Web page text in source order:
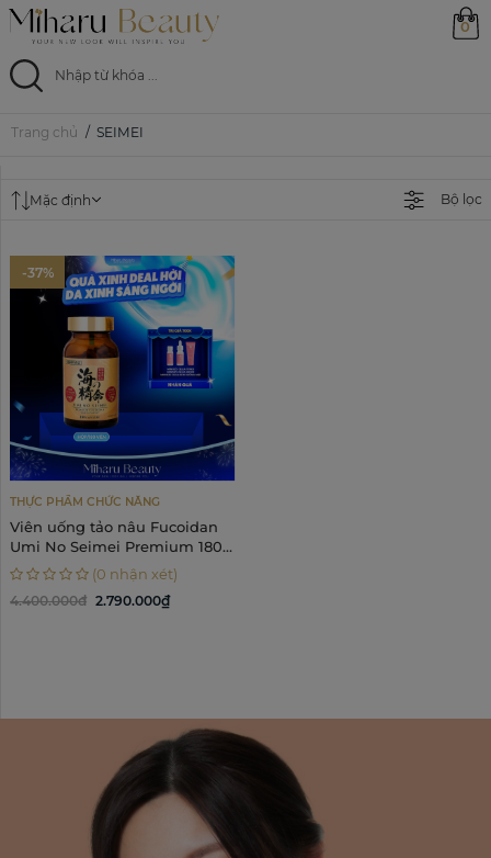
0
Ưu đãi
Magazine
Feed
0799 33 86 88
Trang chủ SEIMEI
Mặc định Bộ lọc
-37%
THỰC PHẨM CHỨC NĂNG
Viên uống tảo nâu Fucoidan
Umi No Seimei Premium 180
viên
(0 nhận xét)
4.400.000đ 2.790.000₫